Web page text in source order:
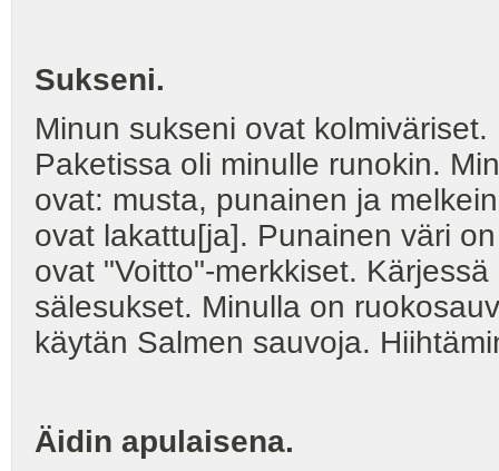
Sukseni.
Minun sukseni ovat
Paketissa oli minulle runokin.
ovat: musta, punainen ja
ovat lakattu[ja]. Punainen väri
ovat "Voitto"-merkkiset.
sälesukset. Minulla on
käytän Salmen sauvoja.
Äidin apulaisena.